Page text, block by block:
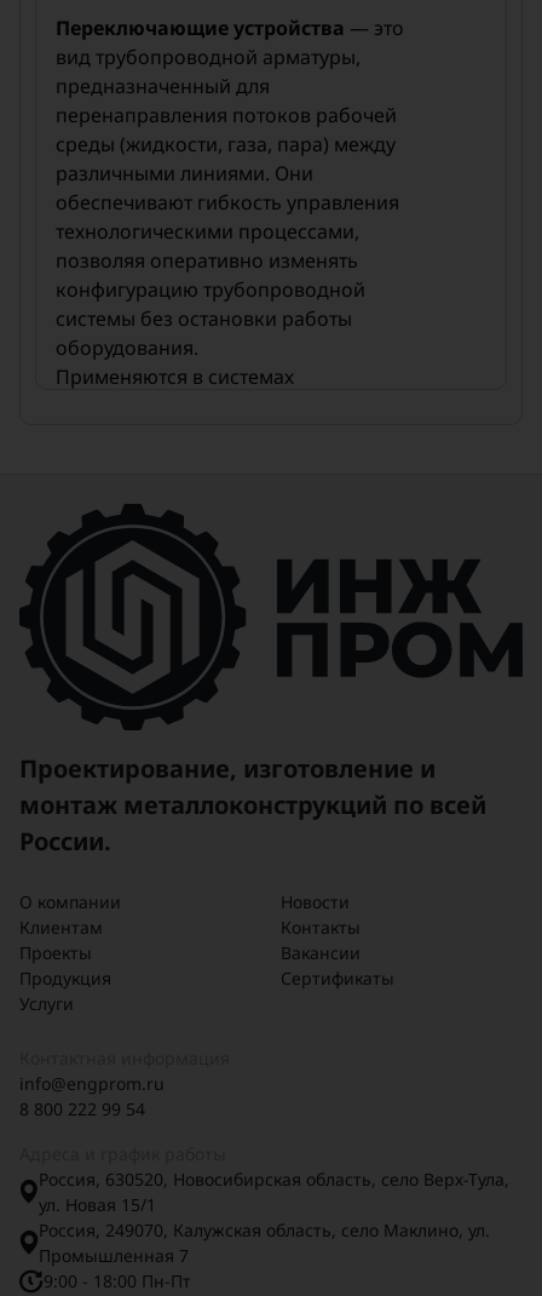
Переключающие устройства — это
вид трубопроводной арматуры,
предназначенный для
перенаправления потоков рабочей
среды (жидкости, газа, пара) между
различными линиями. Они
обеспечивают гибкость управления
технологическими процессами,
позволяя оперативно изменять
конфигурацию трубопроводной
системы без остановки работы
оборудования.
Применяются в системах
простотой управления и
возможностью работы в
автоматизированных системах.
Применение:
✔ Системы водоподготовки и
очистки
✔ Тепловые пункты и котельные
✔ Химические и технологические
процессы
✔ Пищевая и фармацевтическая
Преимущества:
✔ Быстрое и надежное
переключение потоков
✔ Компактность и простота монтажа
✔ Долгий срок службы
✔ Широкий диапазон рабочих
Проектирование, изготовление и
монтаж металлоконструкций по всей
России.
О компании
Клиентам
Проекты
Продукция
Услуги
Новости
Контакты
Вакансии
Сертификаты
info@engprom.ru
8 800 222 99 54
Россия, 630520, Новосибирская область, село Верх-Тула,
ул. Новая 15/1
Россия, 249070, Калужская область, село Маклино, ул.
Промышленная 7
9:00 - 18:00 Пн-Пт